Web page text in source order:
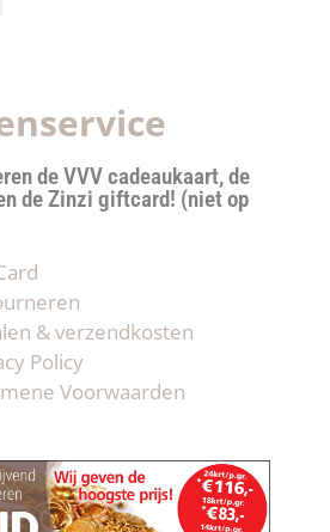
de VVV cadeaukaart, de
de Zinzi giftcard! (niet op
& verzendkosten
Policy
Voorwaarden